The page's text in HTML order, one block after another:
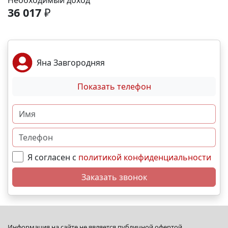
спортивные площадки. Благоустройство -
ландшафтный дизайн с зонами отдыха; -
комплексы для разных возрастов; - места для выгула
собак; - видеонаблюдение и КПП для безопасности.
Преимущества - сбалансированное сочетание цены
и качества; - развитая социальная инфраструктура в
шаговой доступности; - продуманное дворовое
пространство; - гибкая система рассрочек и
ипотечных программ. N5327
36 017 ₽
Яна Завгородняя
Показать телефон
Я согласен с политикой конфиденциальности
Заказать звонок